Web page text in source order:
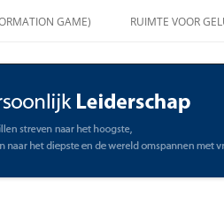
ENKELE VRAGEN AAN DE
LEIDERSCHAP
OPEN COMMUNICATIE
GAME) RUIMTE VOOR